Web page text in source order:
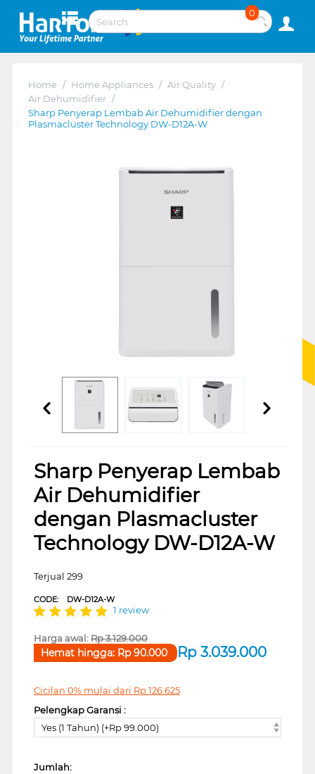
0
Home / Home Appliances / Air Quality /
Air Dehumidifier /
Sharp Penyerap Lembab Air Dehumidifier dengan
Plasmacluster Technology DW-D12A-W
Sharp Penyerap Lembab
Air Dehumidifier
dengan Plasmacluster
Technology DW-D12A-W
Terjual 299
CODE: DW-D12A-W
1 review
Harga awal:Rp3.129.000
Rp 3.039.000
Hemat hingga: Rp90.000
Cicilan 0% mulai dari Rp126.625
Pelengkap Garansi :
Yes (1 Tahun) (+Rp 99.000)
Jumlah: